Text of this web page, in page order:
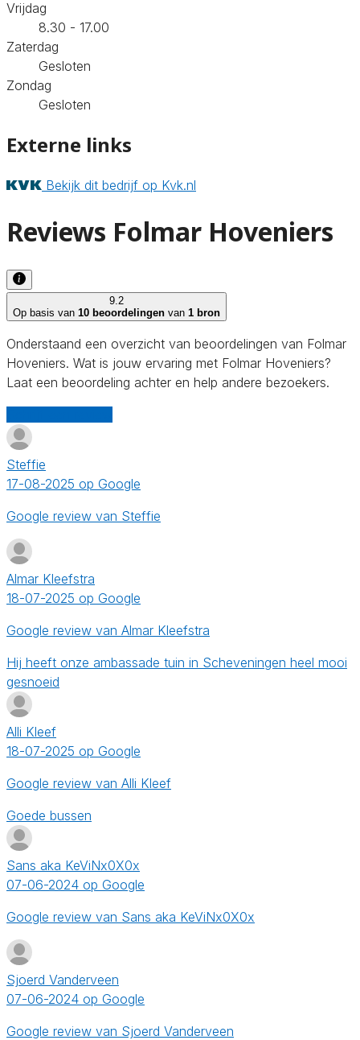
Vrijdag
8.30 - 17.00
Zaterdag
Gesloten
Zondag
Gesloten
Externe links
Bekijk dit bedrijf op Kvk.nl
Reviews Folmar Hoveniers
9.2
Op basis van 10 beoordelingen van 1 bron
Onderstaand een overzicht van beoordelingen van Folmar
Hoveniers. Wat is jouw ervaring met Folmar Hoveniers?
Laat een beoordeling achter en help andere bezoekers.
Steffie
17-08-2025 op Google
Google review van Steffie
Almar Kleefstra
18-07-2025 op Google
Google review van Almar Kleefstra
Hij heeft onze ambassade tuin in Scheveningen heel mooi
gesnoeid
Alli Kleef
18-07-2025 op Google
Google review van Alli Kleef
Goede bussen
Sans aka KeViNx0X0x
07-06-2024 op Google
Google review van Sans aka KeViNx0X0x
Sjoerd Vanderveen
07-06-2024 op Google
Google review van Sjoerd Vanderveen